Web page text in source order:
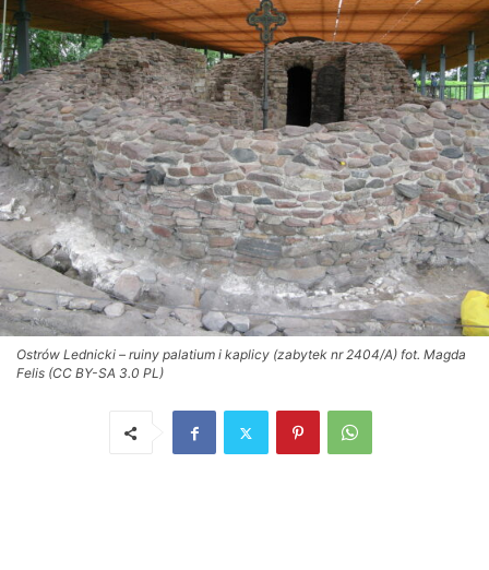
Ostrów Lednicki – ruiny palatium i kaplicy (zabytek nr 2404/A) fot. Magda
Felis (CC BY-SA 3.0 PL)